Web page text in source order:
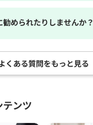
められたりしませんか？
くある質問をもっと見る
ンツ